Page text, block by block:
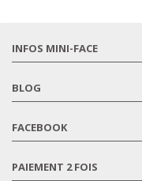
INFOS MINI-FACE
BLOG
FACEBOOK
PAIEMENT 2 FOIS